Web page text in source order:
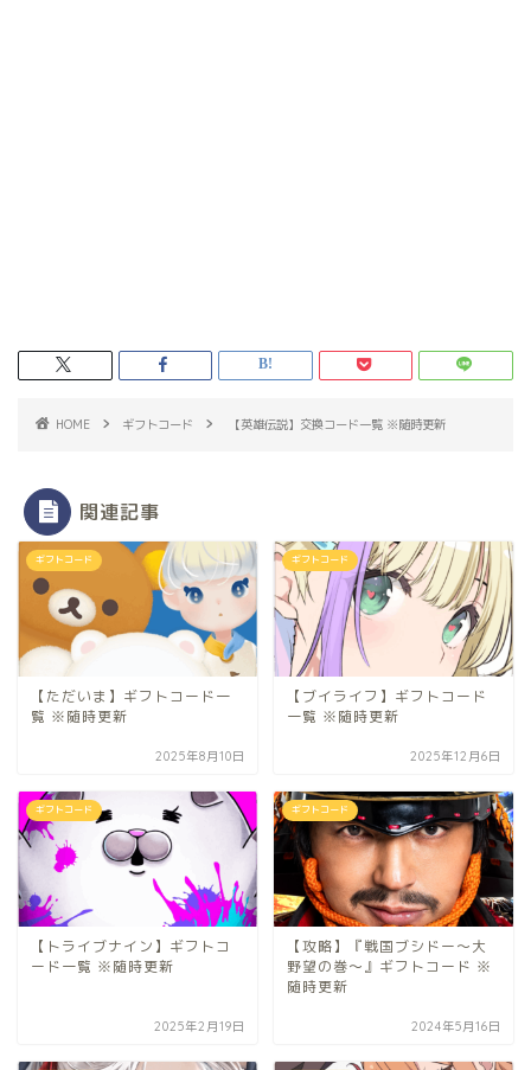
HOME ギフトコード 【英雄伝説】交換コード一覧 ※随時更新
関連記事
ギフトコード
【ただいま】ギフトコード一
覧 ※随時更新
2025年8月10日
ギフトコード
【ブイライフ】ギフトコード
一覧 ※随時更新
2025年12月6日
ギフトコード
【トライブナイン】ギフトコ
ード一覧 ※随時更新
2025年2月19日
ギフトコード
【攻略】『戦国ブシドー〜大
野望の巻〜』ギフトコード ※
随時更新
2024年5月16日